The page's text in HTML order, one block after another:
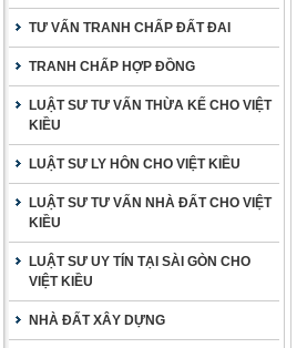
TƯ VẤN TRANH CHẤP ĐẤT ĐAI
TRANH CHẤP HỢP ĐỒNG
LUẬT SƯ TƯ VẤN THỪA KẾ CHO VIỆT
KIỀU
LUẬT SƯ LY HÔN CHO VIỆT KIỀU
LUẬT SƯ TƯ VẤN NHÀ ĐẤT CHO VIỆT
KIỀU
LUẬT SƯ UY TÍN TẠI SÀI GÒN CHO
VIỆT KIỀU
NHÀ ĐẤT XÂY DỰNG